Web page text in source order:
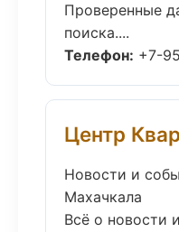
Проверенные
поиска....
Телефон: +7-
Центр
Новости и
Махачкала
Всё о новости